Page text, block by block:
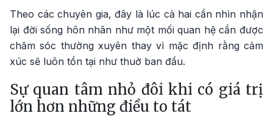
Theo các chuyên gia, đây là lúc cả hai cần nhìn nhận
lại đời sống hôn nhân như một mối quan hệ cần được
chăm sóc thường xuyên thay vì mặc định rằng cảm
xúc sẽ luôn tồn tại như thuở ban đầu.
Sự quan tâm nhỏ đôi khi có giá trị
lớn hơn những điều to tát